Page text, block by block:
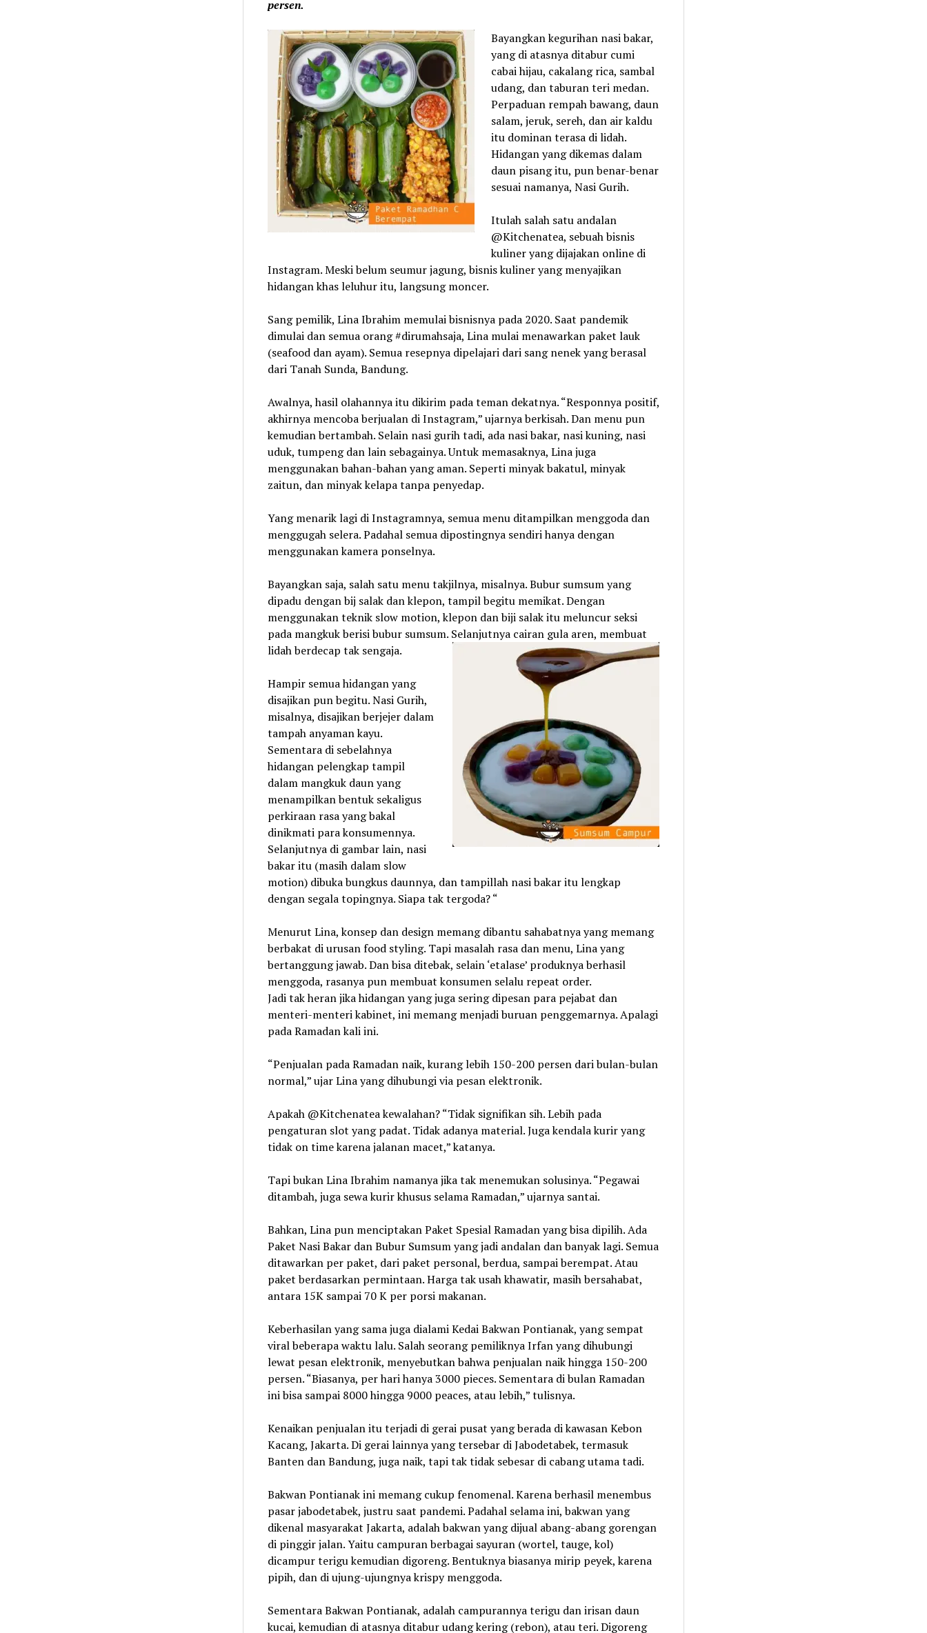
persen.
Bayangkan kegurihan nasi bakar,
yang di atasnya ditabur cumi
cabai hijau, cakalang rica, sambal
udang, dan taburan teri medan.
Perpaduan rempah bawang, daun
salam, jeruk, sereh, dan air kaldu
itu dominan terasa di lidah.
Hidangan yang dikemas dalam
daun pisang itu, pun benar-benar
sesuai namanya, Nasi Gurih.
Itulah salah satu andalan
@Kitchenatea, sebuah bisnis
kuliner yang dijajakan online di
Instagram. Meski belum seumur jagung, bisnis kuliner yang menyajikan
hidangan khas leluhur itu, langsung moncer.
Sang pemilik, Lina Ibrahim memulai bisnisnya pada 2020. Saat pandemik
dimulai dan semua orang #dirumahsaja, Lina mulai menawarkan paket lauk
(seafood dan ayam). Semua resepnya dipelajari dari sang nenek yang berasal
dari Tanah Sunda, Bandung.
Awalnya, hasil olahannya itu dikirim pada teman dekatnya. “Responnya positif,
akhirnya mencoba berjualan di Instagram,” ujarnya berkisah. Dan menu pun
kemudian bertambah. Selain nasi gurih tadi, ada nasi bakar, nasi kuning, nasi
uduk, tumpeng dan lain sebagainya. Untuk memasaknya, Lina juga
menggunakan bahan-bahan yang aman. Seperti minyak bakatul, minyak
zaitun, dan minyak kelapa tanpa penyedap.
Yang menarik lagi di Instagramnya, semua menu ditampilkan menggoda dan
menggugah selera. Padahal semua dipostingnya sendiri hanya dengan
menggunakan kamera ponselnya.
Bayangkan saja, salah satu menu takjilnya, misalnya. Bubur sumsum yang
dipadu dengan bij salak dan klepon, tampil begitu memikat. Dengan
menggunakan teknik slow motion, klepon dan biji salak itu meluncur seksi
pada mangkuk berisi bubur sumsum. Selanjutnya cairan gula aren, membuat
lidah berdecap tak sengaja.
Hampir semua hidangan yang
disajikan pun begitu. Nasi Gurih,
misalnya, disajikan berjejer dalam
tampah anyaman kayu.
Sementara di sebelahnya
hidangan pelengkap tampil
dalam mangkuk daun yang
menampilkan bentuk sekaligus
perkiraan rasa yang bakal
dinikmati para konsumennya.
Selanjutnya di gambar lain, nasi
bakar itu (masih dalam slow
motion) dibuka bungkus daunnya, dan tampillah nasi bakar itu lengkap
dengan segala topingnya. Siapa tak tergoda? “
Menurut Lina, konsep dan design memang dibantu sahabatnya yang memang
berbakat di urusan food styling. Tapi masalah rasa dan menu, Lina yang
bertanggung jawab. Dan bisa ditebak, selain ‘etalase’ produknya berhasil
menggoda, rasanya pun membuat konsumen selalu repeat order.
Jadi tak heran jika hidangan yang juga sering dipesan para pejabat dan
menteri-menteri kabinet, ini memang menjadi buruan penggemarnya. Apalagi
pada Ramadan kali ini.
“Penjualan pada Ramadan naik, kurang lebih 150-200 persen dari bulan-bulan
normal,” ujar Lina yang dihubungi via pesan elektronik.
Apakah @Kitchenatea kewalahan? “Tidak signifikan sih. Lebih pada
pengaturan slot yang padat. Tidak adanya material. Juga kendala kurir yang
tidak on time karena jalanan macet,” katanya.
Tapi bukan Lina Ibrahim namanya jika tak menemukan solusinya. “Pegawai
ditambah, juga sewa kurir khusus selama Ramadan,” ujarnya santai.
Bahkan, Lina pun menciptakan Paket Spesial Ramadan yang bisa dipilih. Ada
Paket Nasi Bakar dan Bubur Sumsum yang jadi andalan dan banyak lagi. Semua
ditawarkan per paket, dari paket personal, berdua, sampai berempat. Atau
paket berdasarkan permintaan. Harga tak usah khawatir, masih bersahabat,
antara 15K sampai 70 K per porsi makanan.
Keberhasilan yang sama juga dialami Kedai Bakwan Pontianak, yang sempat
viral beberapa waktu lalu. Salah seorang pemiliknya Irfan yang dihubungi
lewat pesan elektronik, menyebutkan bahwa penjualan naik hingga 150-200
persen. “Biasanya, per hari hanya 3000 pieces. Sementara di bulan Ramadan
ini bisa sampai 8000 hingga 9000 peaces, atau lebih,” tulisnya.
Kenaikan penjualan itu terjadi di gerai pusat yang berada di kawasan Kebon
Kacang, Jakarta. Di gerai lainnya yang tersebar di Jabodetabek, termasuk
Banten dan Bandung, juga naik, tapi tak tidak sebesar di cabang utama tadi.
Bakwan Pontianak ini memang cukup fenomenal. Karena berhasil menembus
pasar jabodetabek, justru saat pandemi. Padahal selama ini, bakwan yang
dikenal masyarakat Jakarta, adalah bakwan yang dijual abang-abang gorengan
di pinggir jalan. Yaitu campuran berbagai sayuran (wortel, tauge, kol)
dicampur terigu kemudian digoreng. Bentuknya biasanya mirip peyek, karena
pipih, dan di ujung-ujungnya krispy menggoda.
Sementara Bakwan Pontianak, adalah campurannya terigu dan irisan daun
kucai, kemudian di atasnya ditabur udang kering (rebon), atau teri. Digoreng